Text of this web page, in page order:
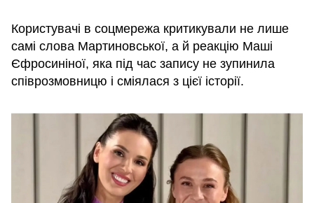
Користувачі в соцмережа критикували не лише
самі слова Мартиновської, а й реакцію Маші
Єфросиніної, яка під час запису не зупинила
співрозмовницю і сміялася з цієї історії.